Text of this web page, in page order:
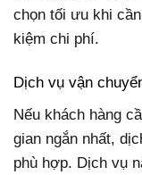
chọn tối ưu khi
kiệm chi phí.
Dịch vụ vận
Nếu khách hàng
gian ngắn nhất,
phù hợp. Dịch vụ